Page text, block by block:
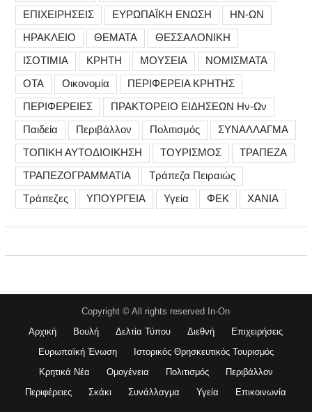
ΕΠΙΧΕΙΡΗΣΕΙΣ
ΕΥΡΩΠΑΪΚΗ ΕΝΩΣΗ
ΗΝ-ΩΝ
ΗΡΑΚΛΕΙΟ
ΘΕΜΑΤΑ
ΘΕΣΣΑΛΟΝΙΚΗ
ΙΣΟΤΙΜΙΑ
ΚΡΗΤΗ ΜΟΥΣΕΙΑ
ΝΟΜΙΣΜΑΤΑ
ΟΤΑ
Οικονομία
ΠΕΡΙΦΕΡΕΙΑ ΚΡΗΤΗΣ
ΠΕΡΙΦΕΡΕΙΕΣ
ΠΡΑΚΤΟΡΕΙΟ ΕΙΔΗΣΕΩΝ Ην-Ων
Παιδεία
Περιβάλλον Πολιτισμός
ΣΥΝΑΛΛΑΓΜΑ
ΤΟΠΙΚΗ ΑΥΤΟΔΙΟΙΚΗΣΗ
ΤΟΥΡΙΣΜΟΣ
ΤΡΑΠΕΖΑ
ΤΡΑΠΕΖΟΓΡΑΜΜΑΤΙΑ
Τράπεζα Πειραιώς
Τράπεζες
ΥΠΟΥΡΓΕΙΑ Υγεία ΦΕΚ ΧΑΝΙΑ
Copyright © All rights reserved In-On
Αρχική
Βουλή Δελτία Τύπου Διεθνή
Επιχειρήσεις
Ευρωπαϊκή Ένωση
Ιστορικός Θρησκευτικός Τουρισμός
Κρητικά Νέα
Ομογένεια Πολιτισμός
Περιβάλλον
Περιφέρειες
Σκάκι Συνάλλαγμα Υγεία Επικοινωνία